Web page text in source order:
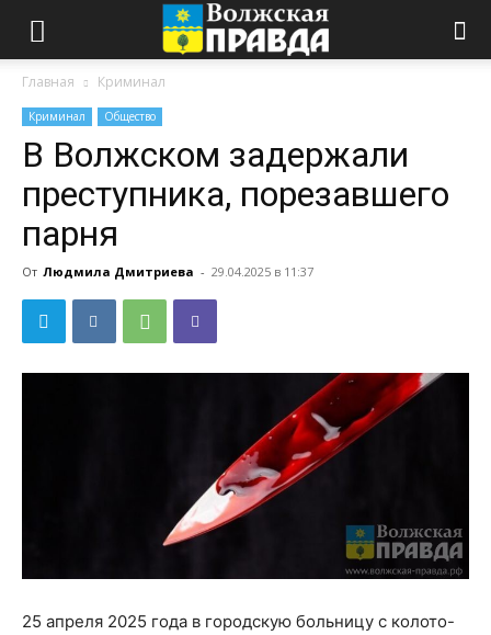
Главная Криминал
Криминал Общество
В Волжском задержали
преступника, порезавшего
парня
От Людмила Дмитриева - 29.04.2025 в 11:37
25 апреля 2025 года в городскую больницу с колото-